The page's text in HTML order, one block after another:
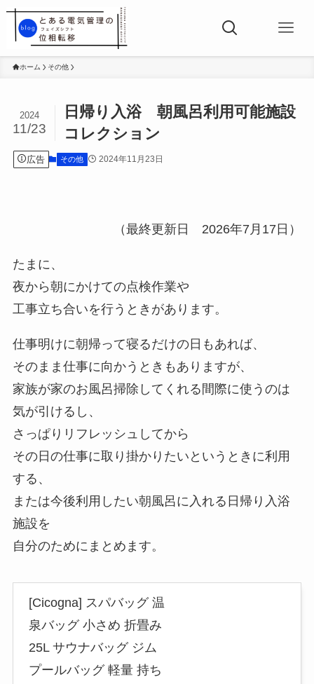
ホーム その他
日帰り入浴 朝風呂利用可能施設
コレクション
2024
11/23
広告 その他 2024年11月23日
（最終更新日 2026年7月17日）
たまに、
夜から朝にかけての点検作業や
工事立ち合いを行うときがあります。
仕事明けに朝帰って寝るだけの日もあれば、
そのまま仕事に向かうときもありますが、
家族が家のお風呂掃除してくれる間際に使うのは
気が引けるし、
さっぱりリフレッシュしてから
その日の仕事に取り掛かりたいというときに利用
する、
または今後利用したい朝風呂に入れる日帰り入浴
施設を
自分のためにまとめます。
[Cicogna] スパバッグ 温
泉バッグ 小さめ 折畳み
25L サウナバッグ ジム
プールバッグ 軽量 持ち